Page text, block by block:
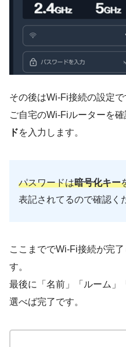
その後はWi-Fi接続の設定で
ご自宅のWi-Fiルーターを確
ドを入力します。
パスワードは暗号化キー
表記されてるので確認く
ここまででWi-Fi接続が完
す。
最後に「名前」「ルーム」
選べば完了です。